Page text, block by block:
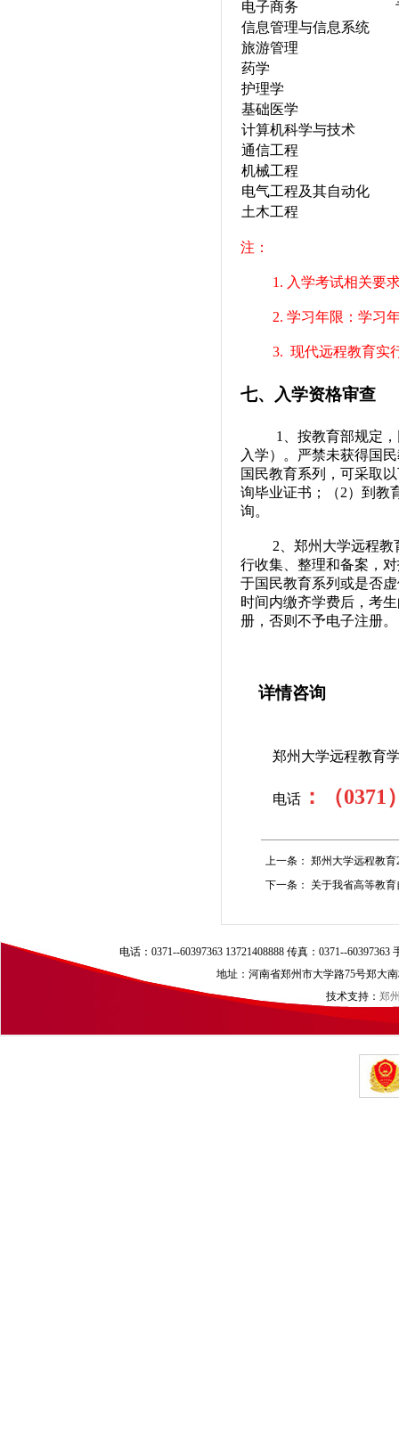
电子商务
信息管理与信息系统
旅游管理
药学
护理学
基础医学
计算机科学与技术
通信工程
机械工程
电气工程及其自动化
土木工程
注：
1. 入学考试相关要
2. 学习年限：学习
3. 现代远程教育实
七、入学资格审查
1
、按教育部规定
入学）。严禁未获得国
国民教育系列，可采取
询毕业证书；（2）到教
询。
2 、郑州大学远程
行收集、整理和备案，
于国民教育系列或是否
时间内缴齐学费后，考
册，否则不予电子注册。
详情咨询
郑州大学远程教育
电话 ：（0371
上一条： 郑州大学远程教育
下一条： 关于我省高等教
电话：0371--60397363 13721408888 传真：0371--
地址：河南省郑州市大学路75号郑大
技术支持： 郑